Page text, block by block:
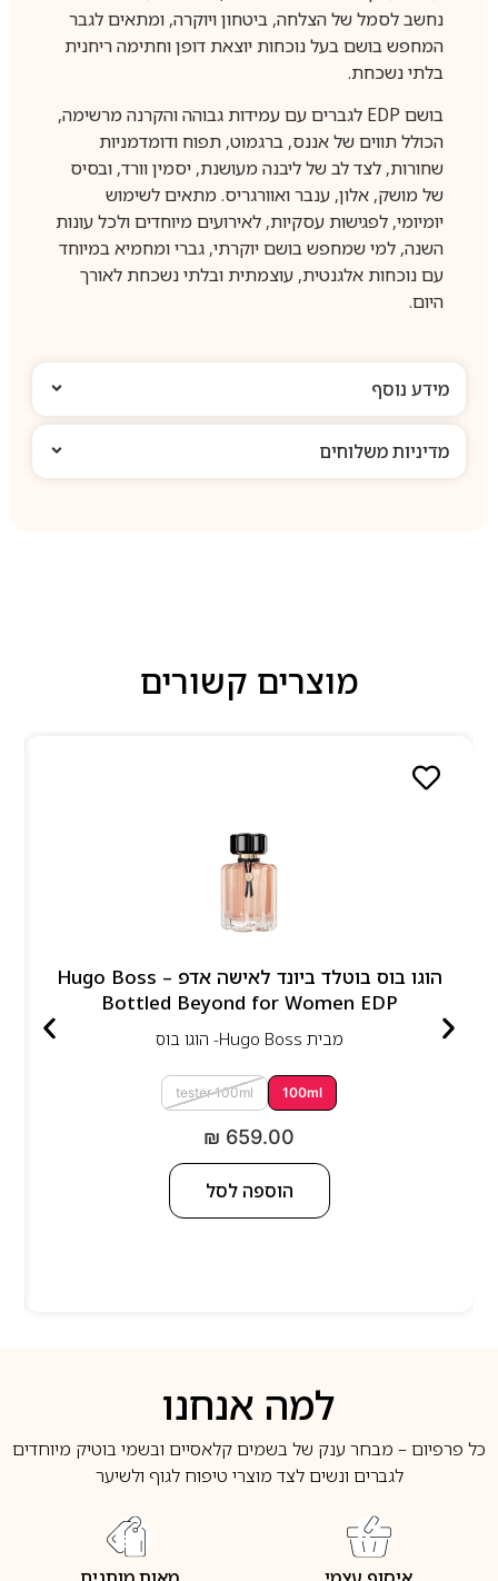
נחשב לסמל של הצלחה, ביטחון ויוקרה, ומתאים לגבר
המחפש בושם בעל נוכחות יוצאת דופן וחתימה ריחנית
בלתי נשכחת.
בושם EDP לגברים עם עמידות גבוהה והקרנה מרשימה,
הכולל תווים של אננס, ברגמוט, תפוח ודומדמניות
שחורות, לצד לב של ליבנה מעושנת, יסמין וורד, ובסיס
של מושק, אלון, ענבר ואוורגריס. מתאים לשימוש
יומיומי, לפגישות עסקיות, לאירועים מיוחדים ולכל עונות
השנה, למי שמחפש בושם יוקרתי, גברי ומחמיא במיוחד
עם נוכחות אלגנטית, עוצמתית ובלתי נשכחת לאורך
היום.
מידע נוסף
מדיניות משלוחים
מוצרים קשורים
הוגו בוס בוטלד ביונד לאישה אדפ – Hugo Boss
Bottled Beyond for Women EDP
מבית Hugo Boss- הוגו בוס
100ml
tester 100ml
₪ 659.00
הוספה לסל
למה אנחנו
כל פרפיום – מבחר ענק של בשמים קלאסיים ובשמי בוטיק מיוחדים
לגברים ונשים לצד מוצרי טיפוח לגוף ולשיער